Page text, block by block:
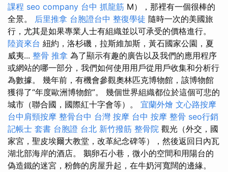
課程 seo company 台中 抓龍筋 M），那裡有一個很棒的
全景。 后里推拿 台胞證台中 整復學徒 隨時一次的美國旅
行，尤其是如果專業人士有組織並以可承受的價格進行。
陸資來台 紐約，洛杉磯，拉斯維加斯，黃石國家公園，夏
威夷... 整骨 推拿 為了顯示有趣的廣告以及我們的應用程序
或網站的哪一部分，我們如何使用用戶從用戶收集和分析行
為數據。 幾年前，有機會參觀奧林匹克博物館，該博物館
獲得了“年度歐洲博物館”。 幾個世界組織都位於這個可悲的
城市（聯合國，國際紅十字會等）。 宜蘭外燴 文心路按摩
台中肩頸按摩 整骨台中 台灣 按摩 台中 按摩 整骨 seo行銷
記帳士 套書 台胞證 台北 新竹撥筋 整骨院 觀光（外交，國
家宮，聖皮埃爾大教堂，改革紀念碑等），然後返回日內瓦
湖北部海岸的酒店。 鵝卵石小巷，微小的空間和用陽台的
偽造鐵的迷宮，粉飾的房屋升起，在牛奶河寬闊的邊緣。